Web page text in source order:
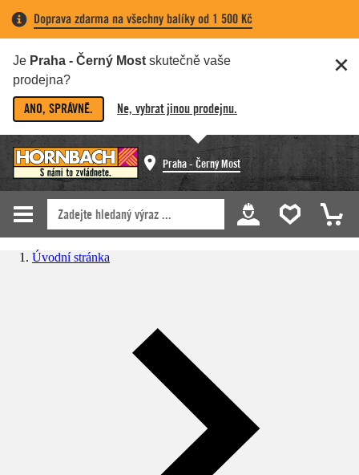
Doprava zdarma na všechny balíky od 1 500 Kč
Je Praha - Černý Most skutečně vaše
prodejna?
ANO, SPRÁVNĚ. Ne, vybrat jinou prodejnu.
Praha - Černý Most
Úvodní stránka